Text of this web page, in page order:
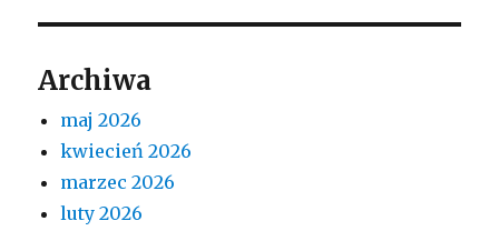
Archiwa
maj 2026
kwiecień 2026
marzec 2026
luty 2026